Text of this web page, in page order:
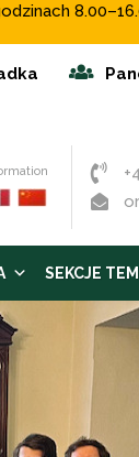
SEKCJE